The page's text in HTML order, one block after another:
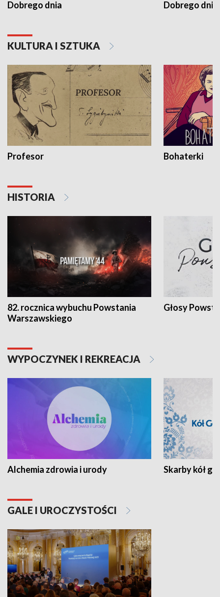
Dobrego dnia Dobrego dnia
KULTURA I SZTUKA
Profesor Bohaterki
HISTORIA
82. rocznica wybuchu Powstania
Warszawskiego
Głosy
WYPOCZYNEK I REKREACJA
Alchemia zdrowia i urody Skarby kół
GALE I UROCZYSTOŚCI